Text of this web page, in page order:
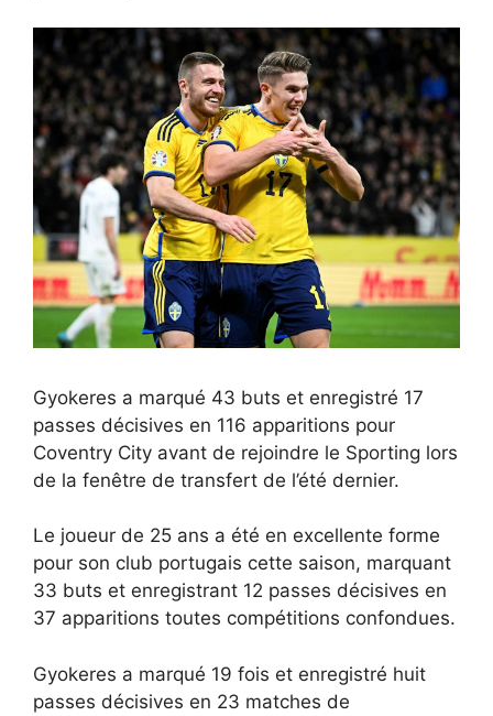
Gyokeres a marqué 43 buts et enregistré 17
passes décisives en 116 apparitions pour
Coventry City avant de rejoindre le Sporting lors
de la fenêtre de transfert de l’été dernier.
Le joueur de 25 ans a été en excellente forme
pour son club portugais cette saison, marquant
33 buts et enregistrant 12 passes décisives en
37 apparitions toutes compétitions confondues.
Gyokeres a marqué 19 fois et enregistré huit
passes décisives en 23 matches de